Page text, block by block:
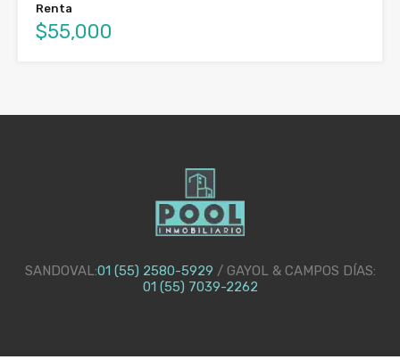
Renta
$55,000
SANDOVAL:01 (55) 2580-5929 / GAYOL & CAMPOS DÍAS:
01 (55) 7039-2262